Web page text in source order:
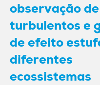
observação
turbulentos e
de efeito
diferentes
ecossistemas